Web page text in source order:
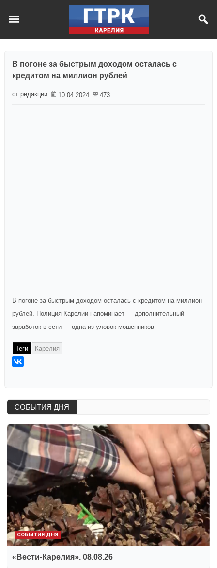
В погоне за быстрым доходом осталась с
кредитом на миллион рублей
от редакции 10.04.2024 473
В погоне за быстрым доходом осталась с кредитом на миллион
рублей. Полиция Карелии напоминает — дополнительный
заработок в сети — одна из уловок мошенников.
Теги Карелия
СОБЫТИЯ ДНЯ
СОБЫТИЯ ДНЯ
«Вести-Карелия». 08.08.26